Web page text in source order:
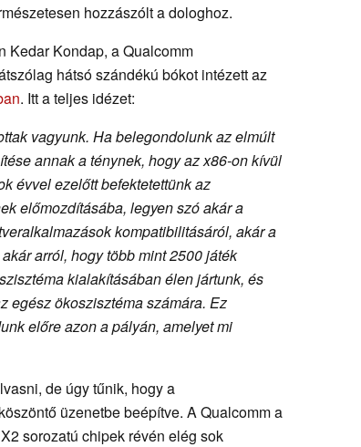
hozzászólt a dologhoz.
Kedar Kondap, a Qualcomm
hátsó szándékú bókot intézett az
. Itt a teljes idézet:
vagyunk. Ha belegondolunk az elmúlt
annak a ténynek, hogy az x86-on kívül
évvel ezelőtt befektetettünk az
előmozdításába, legyen szó akár a
kompatibilitásáról, akár a
arról, hogy több mint 2500 játék
kialakításában élen jártunk, és
egész ökoszisztéma számára. Ez
előre azon a pályán, amelyet mi
de úgy tűnik, hogy a
üzenetbe beépítve. A Qualcomm a
sorozatú chipek révén elég sok